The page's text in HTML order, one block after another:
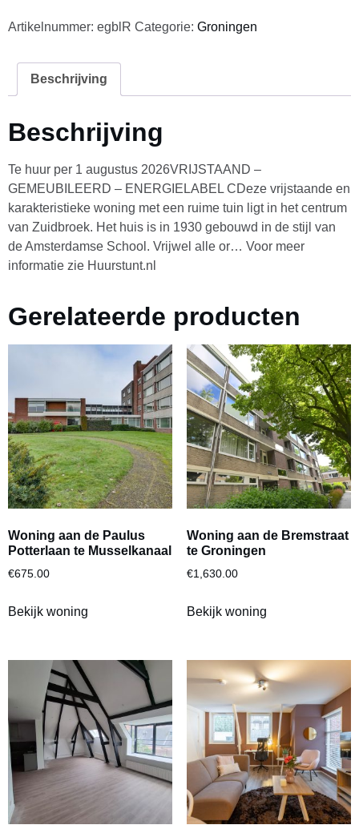
Artikelnummer: egblR Categorie: Groningen
Beschrijving
Beschrijving
Te huur per 1 augustus 2026VRIJSTAAND –
GEMEUBILEERD – ENERGIELABEL CDeze vrijstaande en
karakteristieke woning met een ruime tuin ligt in het centrum
van Zuidbroek. Het huis is in 1930 gebouwd in de stijl van
de Amsterdamse School. Vrijwel alle or… Voor meer
informatie zie Huurstunt.nl
Gerelateerde producten
Woning aan de Paulus
Potterlaan te Musselkanaal
€675.00
Bekijk woning
Woning aan de Bremstraat
te Groningen
€1,630.00
Bekijk woning